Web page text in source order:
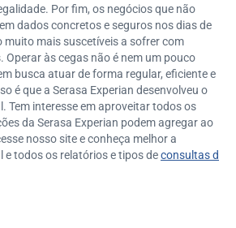
Por fim, os negócios que não
dados concretos e seguros nos dias de
muito mais suscetíveis a sofrer com
Operar às cegas não é nem um pouco
busca atuar de forma regular, eficiente e
é que a Serasa Experian desenvolveu o
Tem interesse em aproveitar todos os
da Serasa Experian podem agregar ao
nosso site e conheça melhor a
todos os relatórios e tipos deconsultas d